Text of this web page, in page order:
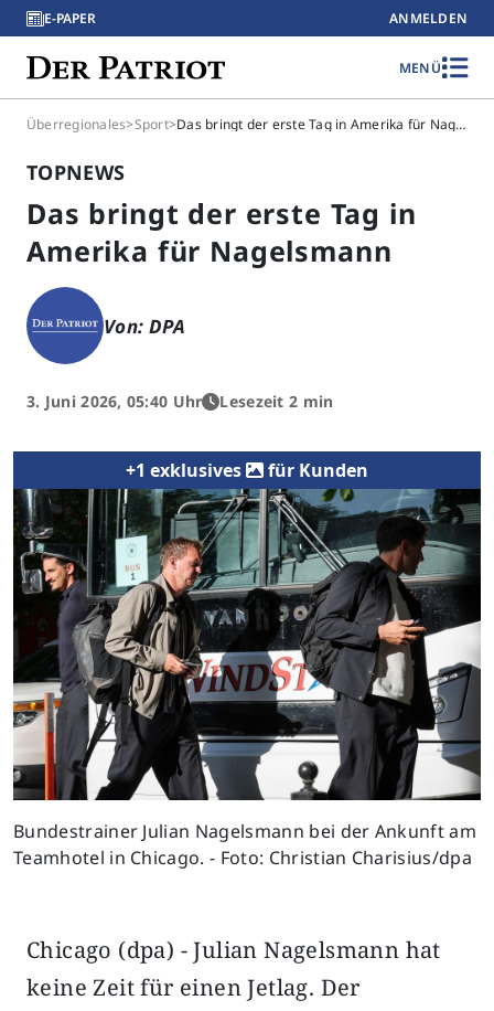
E-PAPER ANMELDEN
MENÜ
Überregionales>Sport> Das bringt der erste Tag in Amerika für Nagelsmann
TOPNEWS
Das bringt der erste Tag in
Amerika für Nagelsmann
Von: DPA
3. Juni 2026, 05:40 Uhr Lesezeit 2 min
+1 exklusives für Kunden
Bundestrainer Julian Nagelsmann bei der Ankunft am
Teamhotel in Chicago. - Foto: Christian Charisius/dpa
Chicago (dpa) - Julian Nagelsmann hat
keine Zeit für einen Jetlag. Der